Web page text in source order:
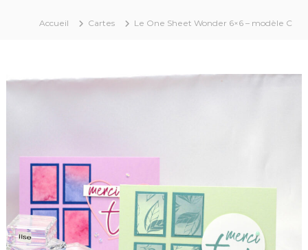
Accueil Cartes Le One Sheet Wonder 6×6 – modèle C